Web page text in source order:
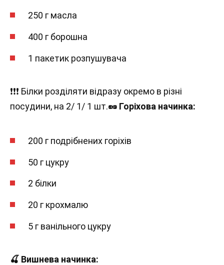
250 г масла
400 г борошна
1 пакетик розпушувача
❗❗❗ Білки розділяти відразу окремо в різні
посудини, на 2/ 1/ 1 шт.🥜 Горіхова начинка:
200 г подрібнених горіхів
50 г цукру
2 білки
20 г крохмалю
5 г ванільного цукру
🍒 Вишнева начинка: